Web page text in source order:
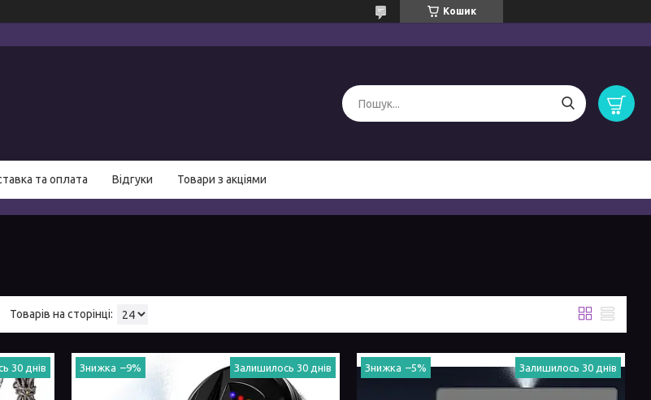
Кошик
та оплата Відгуки Товари з акціями
30 днів –9% Залишилось 30 днів –5% Залишилось 30 днів